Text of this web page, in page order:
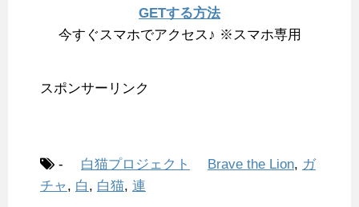
GETする方法
今すぐスマホでアクセス♪ ※スマホ専用
スポンサーリンク
- 白猫プロジェクト Brave the Lion, ガ
チャ, 白 , 白猫, 連